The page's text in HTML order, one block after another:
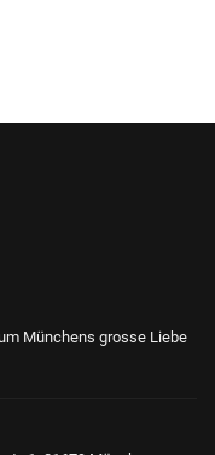
Münchens grosse Liebe